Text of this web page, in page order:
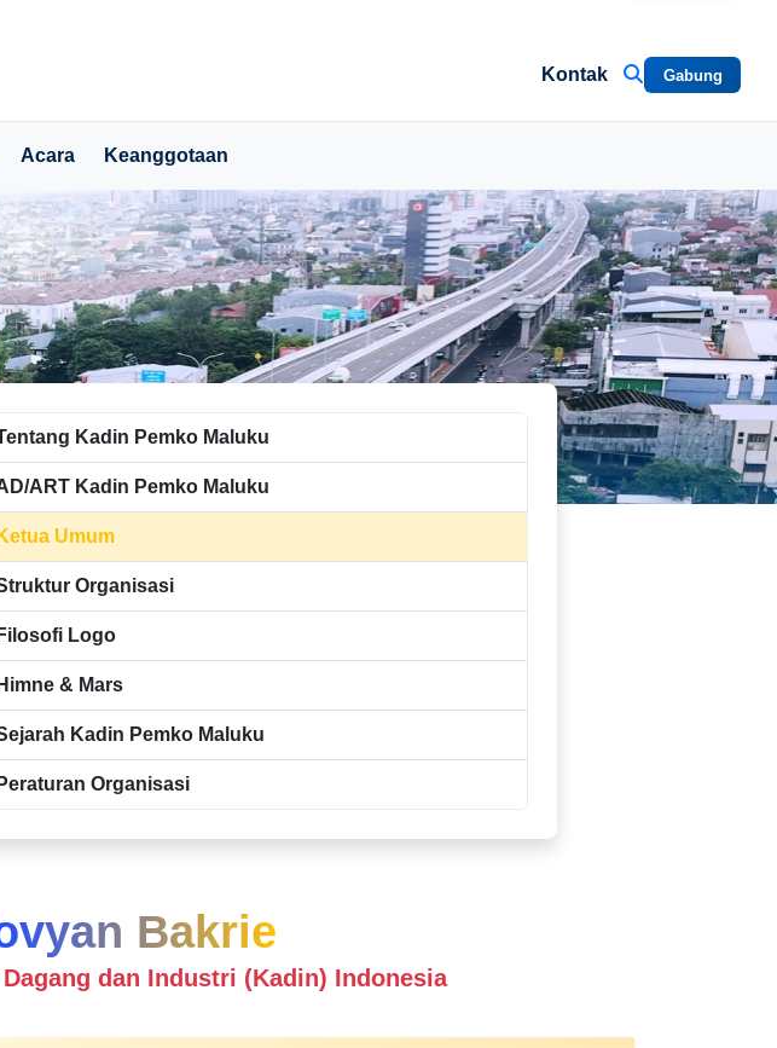
Kontak Gabung
Acara Keanggotaan
Kadin Pemko Maluku
ART Kadin Pemko Maluku
Ketua Umum
Organisasi
Filosofi Logo
Himne & Mars
Kadin Pemko Maluku
Peraturan Organisasi
Bakrie
dan Industri (Kadin) Indonesia